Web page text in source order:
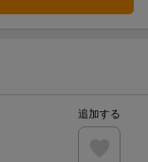
追加する